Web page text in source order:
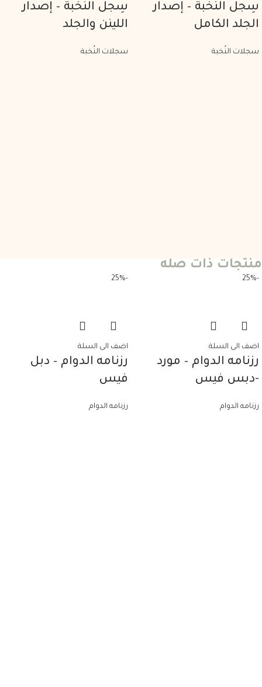
سِجل النُخبة – إصدار
الجلد الكامل
سجلات النُخبة
سِجل النُخبة – إصدار
اللينن والجلد
سجلات النُخبة
منتجات ذات صله
-25%
اضف الى السلة
رزنامه الدوام – مورد
-دبس فيس
رزنامه الدوام
-25%
اضف الى السلة
رزنامه الدوام – دبل
فيس
رزنامه الدوام